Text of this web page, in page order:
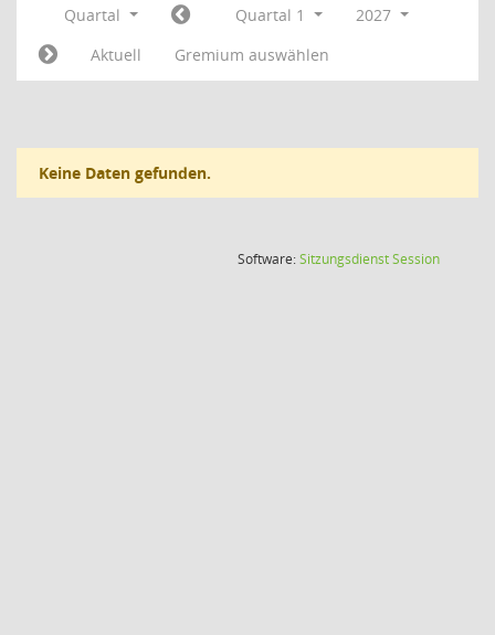
Quartal Quartal 1
2027
Aktuell
Gremium auswählen
Keine Daten gefunden.
Software:SitzungsdienstSession(Wird in